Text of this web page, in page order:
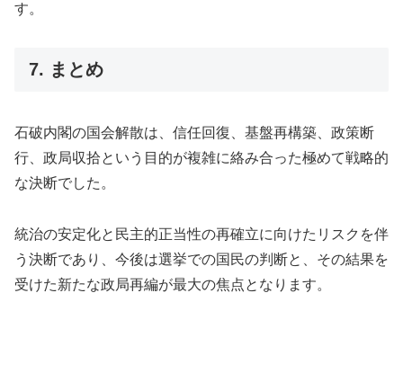
す。
7. まとめ
石破内閣の国会解散は、信任回復、基盤再構築、政策断
行、政局収拾という目的が複雑に絡み合った極めて戦略的
な決断でした。
統治の安定化と民主的正当性の再確立に向けたリスクを伴
う決断であり、今後は選挙での国民の判断と、その結果を
受けた新たな政局再編が最大の焦点となります。